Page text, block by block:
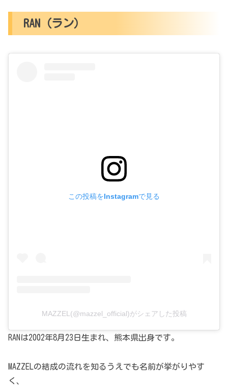
RAN（ラン）
この投稿をInstagramで見る
MAZZEL(@mazzel_official)がシェアした投稿
RANは2002年8月23日生まれ、熊本県出身です。
MAZZELの結成の流れを知るうえでも名前が挙がりやす
く、